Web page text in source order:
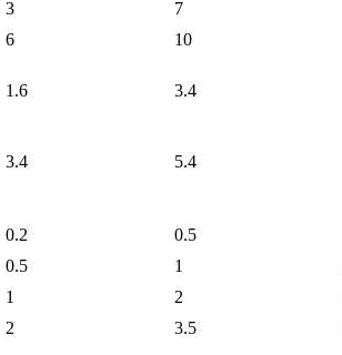
3 7
6 10
1.6 3.4
3.4 5.4
0.2 0.5
0.5 1
1 2
2 3.5